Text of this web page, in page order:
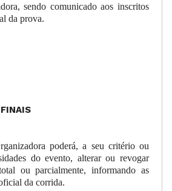
sendo comunicado aos inscritos
da prova.
poderá, a seu critério ou
do evento, alterar ou revogar
ou parcialmente, informando as
da corrida.